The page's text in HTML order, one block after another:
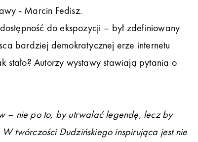
- Marcin Fedisz.
do ekspozycji – był zdefiniowany
bardziej demokratycznej erze internetu
stało? Autorzy wystawy stawiają pytania o
– nie po to, by utrwalać legendę, lecz by
twórczości Dudzińskiego inspirująca jest nie